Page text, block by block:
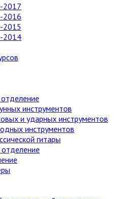
2017
2016
2015
2014
инструментов
и ударных инструментов
инструментов
гитары